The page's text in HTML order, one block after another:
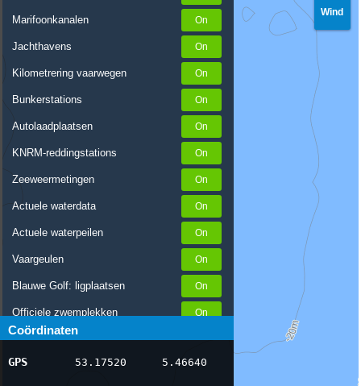
Marifoonkanalen
Jachthavens
Kilometrering vaarwegen
Bunkerstations
Autolaadplaatsen
KNRM-reddingstations
Zeeweermetingen
Actuele waterdata
Actuele waterpeilen
Vaargeulen
Blauwe Golf: ligplaatsen
Officiele zwemplekken
Stremmingen/hinder
AIS scheepsposities
Coördinaten
GPS 53.17520 5.46640
Wind